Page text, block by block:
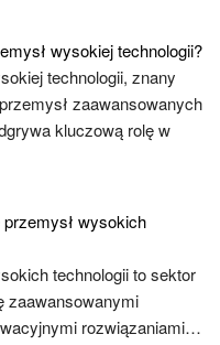
wysokiej technologii?
technologii, znany
zaawansowanych
kluczową rolę w
wysokich
technologii to sektor
zaawansowanymi
rozwiązaniami…